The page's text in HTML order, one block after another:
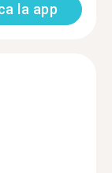
la app